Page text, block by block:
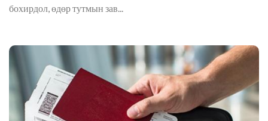
бохирдол, өдөр тутмын зав...